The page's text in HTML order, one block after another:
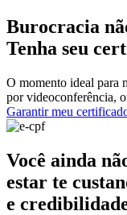
Burocracia
Tenha seu
O momento ideal para
por videoconferência,
Garantir meu
Você ainda
estar te
e